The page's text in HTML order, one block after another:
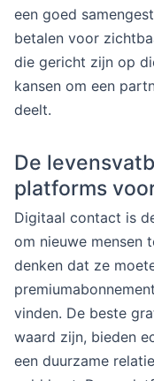
een goed
betalen voor
die gericht zijn op
kansen om een
deelt.
De
platforms
Digitaal contact is
om nieuwe mensen
denken dat ze
vinden. De beste
waard zijn, bieden
een duurzame